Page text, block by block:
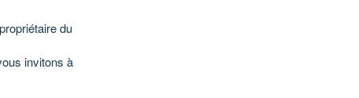
du
invitons à